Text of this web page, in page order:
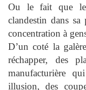
Ou le fait que le
clandestin dans
concentration à
D’un coté la
réchapper, des
manufacturière
illusion, des